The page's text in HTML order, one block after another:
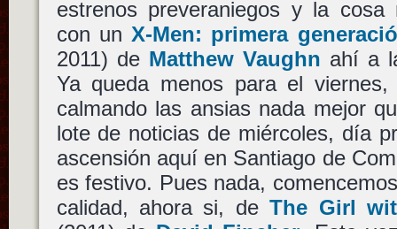
estrenos preveraniegos y la
con un X-Men: primera
2011) de Matthew Vaughn ahí a
Ya queda menos para el
calmando las ansias nada mejor
lote de noticias de miércoles, día
ascensión aquí en Santiago de
es festivo. Pues nada,
calidad, ahora si, deThe Girl